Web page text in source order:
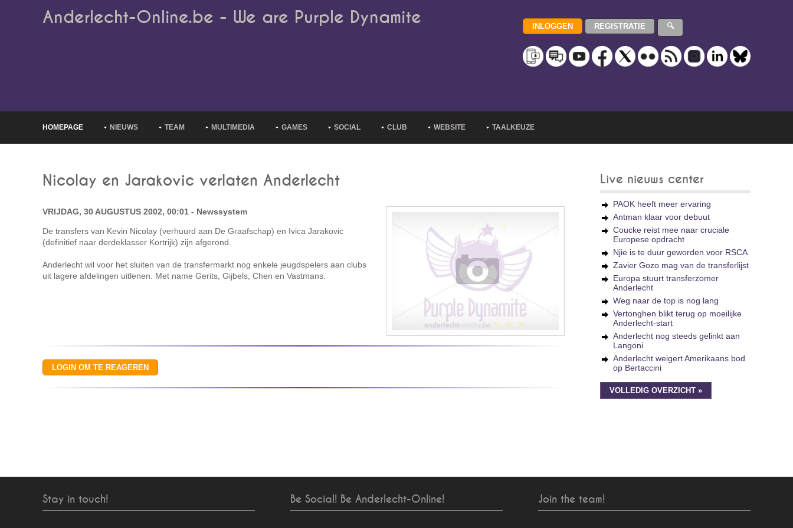
Anderlecht-Online.be - We are Purple Dynamite
HOMEPAGE NIEUWS TEAM MULTIMEDIA GAMES SOCIAL CLUB WEBSITE TAALKEUZE
Nicolay en Jarakovic verlaten Anderlecht
VRIJDAG, 30 AUGUSTUS 2002, 00:01 - Newssystem
De transfers van Kevin Nicolay (verhuurd aan De Graafschap) en Ivica Jarakovic
(definitief naar derdeklasser Kortrijk) zijn afgerond.
Anderlecht wil voor het sluiten van de transfermarkt nog enkele jeugdspelers aan clubs
uit lagere afdelingen uitlenen. Met name Gerits, Gijbels, Chen en Vastmans.
Live nieuws center
PAOK heeft meer ervaring
Antman klaar voor debuut
Coucke reist mee naar cruciale
Europese opdracht
Njie is te duur geworden voor RSCA
Zavier Gozo mag van de transferlijst
Europa stuurt transferzomer
Anderlecht
Weg naar de top is nog lang
Vertonghen blikt terug op moeilijke
Anderlecht-start
Anderlecht nog steeds gelinkt aan
Langoni
Anderlecht weigert Amerikaans bod
op Bertaccini
VOLLEDIG OVERZICHT »
Stay in touch! Be Social! Be Anderlecht-Online! Join the team!